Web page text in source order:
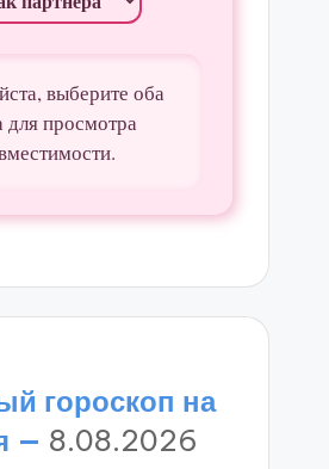
выберите оба
для просмотра
гороскоп на
— 8.08.2026